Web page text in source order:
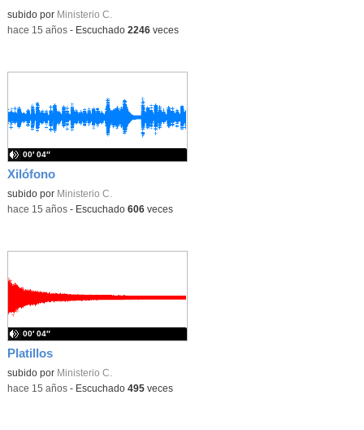
subido por Ministerio C.
-hace 15 años- Escuchado 2246veces
Xilófono
subido por Ministerio C.
00′ 04″
-hace 15 años- Escuchado 606veces
Platillos
subido por Ministerio C.
00′ 04″
-hace 15 años- Escuchado 495veces